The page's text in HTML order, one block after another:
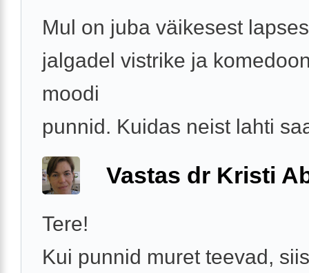
Mul on juba väikesest
jalgadel vistrike ja
moodi
punnid. Kuidas neist lahti
Vastas dr Kristi
Tere!
Kui punnid muret teevad,